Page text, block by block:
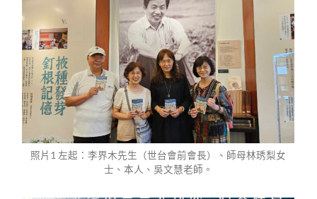
照片1 左起：李界木先生（世台會前會長）、師母林琇梨女
士、本人、吳文慧老師。